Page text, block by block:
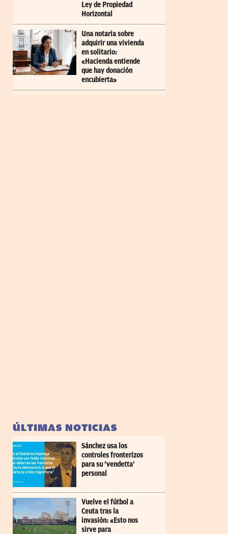
Ley de Propiedad
Horizontal
Una notaria sobre
adquirir una vivienda
en solitario:
«Hacienda entiende
que hay donación
encubierta»
ÚLTIMAS NOTICIAS
Sánchez usa los
controles fronterizos
para su ‘vendetta’
personal
Vuelve el fútbol a
Ceuta tras la
invasión: «Esto nos
sirve para